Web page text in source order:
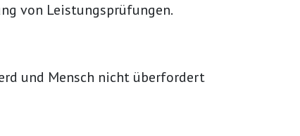
von Leistungsprüfungen.
und Mensch nicht überfordert